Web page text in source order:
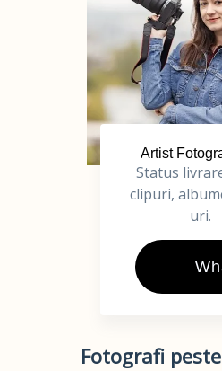
Artist
Status
clipuri,
uri.
Fotografi